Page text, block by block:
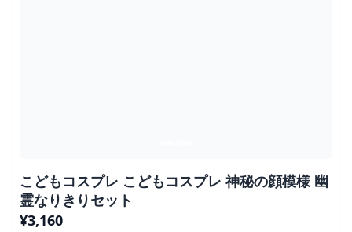
こどもコスプレ こどもコスプレ 神秘の顔模様 幽
霊なりきりセット
¥3,160